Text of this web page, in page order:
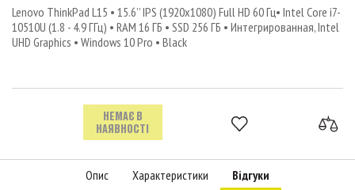
Lenovo ThinkPad L15 • 15.6’’ IPS (1920x1080) Full HD 60 Гц• Intel Core i7-
10510U (1.8 - 4.9 ГГц) • RAM 16 ГБ • SSD 256 ГБ • Интегрированная, Intel
UHD Graphics • Windows 10 Pro • Black
НЕМАЄ В
НАЯВНОСТІ
Опис Характеристики Відгуки